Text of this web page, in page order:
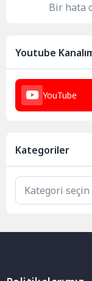
Bir hata
Youtube
YouTube
Kategoriler